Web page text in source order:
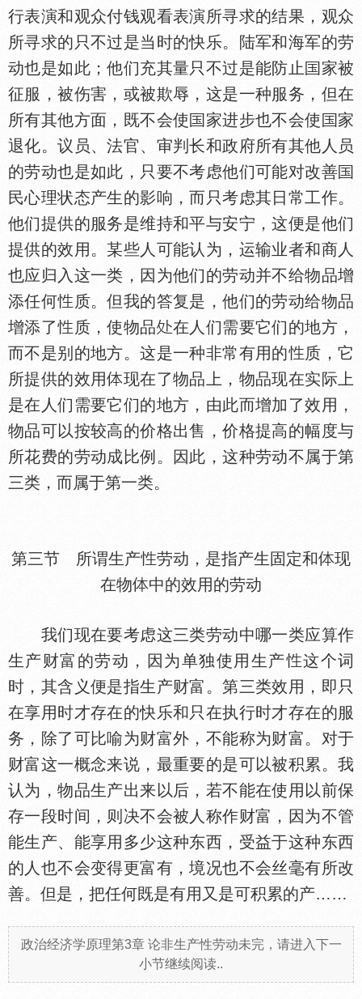
行表演和观众付钱观看表演所寻求的结果，观众
所寻求的只不过是当时的快乐。陆军和海军的劳
动也是如此；他们充其量只不过是能防止
家被
征服，被伤害，或被欺辱，这是一种服务，但在
所有其他方面，既不会使
家进步也不会使
家
退化。议员、法官、审判长和政府所有其他人员
的劳动也是如此，只要不考虑他们可能对改善
民心理状态产生的影响，而只考虑其日常工作。
他们提供的服务是维持和平与安宁，这便是他们
提供的效用。某些人可能认为，运输业者和商人
也应归入这一类，因为他们的劳动并不给物品增
添任何
质。但我的答复是，他们的劳动给物品
增添了
质，使物品
在人们需要它们的地方，
而不是别的地方。这是一种非常有用的
质，它
所提供的效用
现在了物品上，物品现在实际上
是在人们需要它们的地方，由此而增加了效用，
物品可以按较高的价格出售，价格提高的幅度与
所花费的劳动成比例。因此，这种劳动不属于第
三类，而属于第一类。
第三节 所谓生产 劳动，是指产生固定和
现
在物
中的效用的劳动
我们现在要考虑这三类劳动中哪一类应算作
生产财富的劳动，因为单独使用生产
这个词
时，其含义便是指生产财富。第三类效用，即只
在享用时才存在的快乐和只在执行时才存在的服
务，除了可比喻为财富外，不能称为财富。对于
财富这一概念来说，最重要的是可以被积累。我
认为，物品生产出来以后，若不能在使用以前保
存一段时间，则决不会被人称作财富，因为不管
能生产、能享用多少这种东西，受益于这种东西
的人也不会变得更富有，境况也不会丝毫有所改
善。但是，把任何既是有用又是可积累的产……
政治经济学原理第3章 论非生产性劳动未完，请进入下一
小节继续阅读..